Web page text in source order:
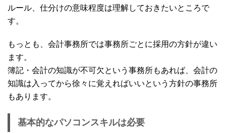
ルール、仕分けの意味程度は理解しておきたいところで
す。
もっとも、会計事務所では事務所ごとに採用の方針が違い
ます。
簿記・会計の知識が不可欠という事務所もあれば、会計の
知識は入ってから徐々に覚えればいいという方針の事務所
もあります。
基本的なパソコンスキルは必要